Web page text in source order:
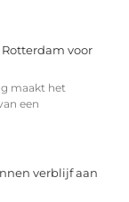
voor
maakt het
een
verblijf aan